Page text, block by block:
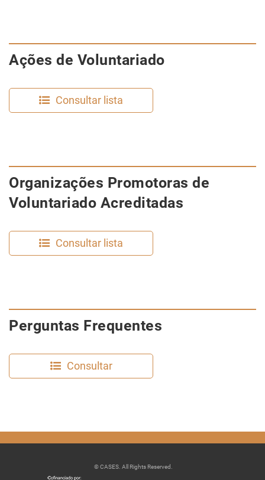
Ações de Voluntariado
Consultar lista
​Organizações Promotoras de
Voluntariado Acreditadas
Consultar lista
Perguntas Frequentes
Consultar
© CASES. All Rights Reserved.